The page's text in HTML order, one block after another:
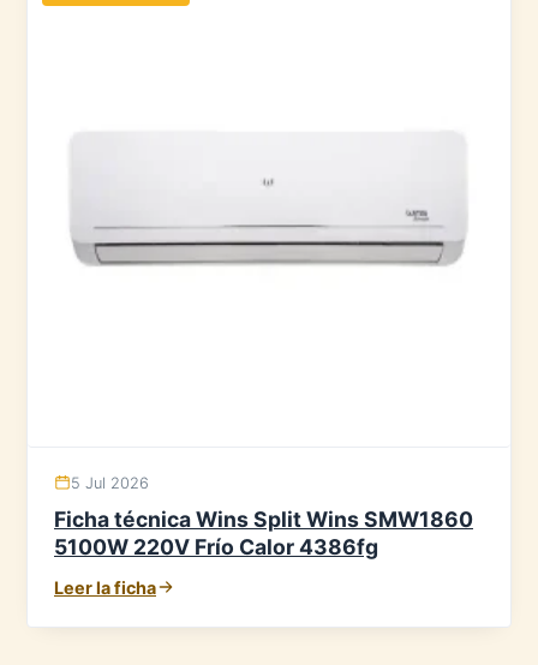
5 Jul 2026
Ficha técnica Wins Split Wins SMW1860
5100W 220V Frío Calor 4386fg
Leer la ficha